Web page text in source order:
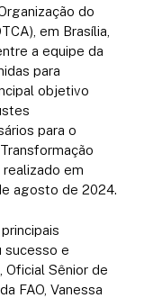
do
em Brasília,
a equipe da
para
objetivo
para o
realizado em
agosto de 2024.
sucesso e
Oficial Sênior de
FAO, Vanessa